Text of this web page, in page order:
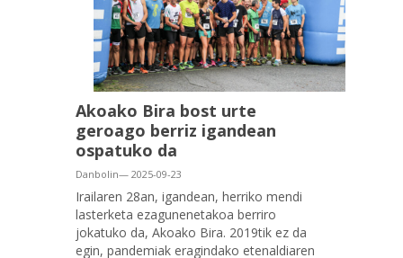
Akoako Bira bost urte
geroago berriz igandean
ospatuko da
Danbolin— 2025-09-23
Irailaren 28an, igandean, herriko mendi
lasterketa ezagunenetakoa berriro
jokatuko da, Akoako Bira. 2019tik ez da
egin, pandemiak eragindako etenaldiaren